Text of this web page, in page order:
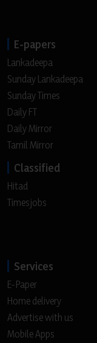
E-papers
Lankadeepa
Sunday Lankadeepa
Sunday Times
Daily FT
Daily Mirror
Tamil Mirror
Classified
Hitad
Timesjobs
Services
E-Paper
Home delivery
Advertise with us
Mobile Apps